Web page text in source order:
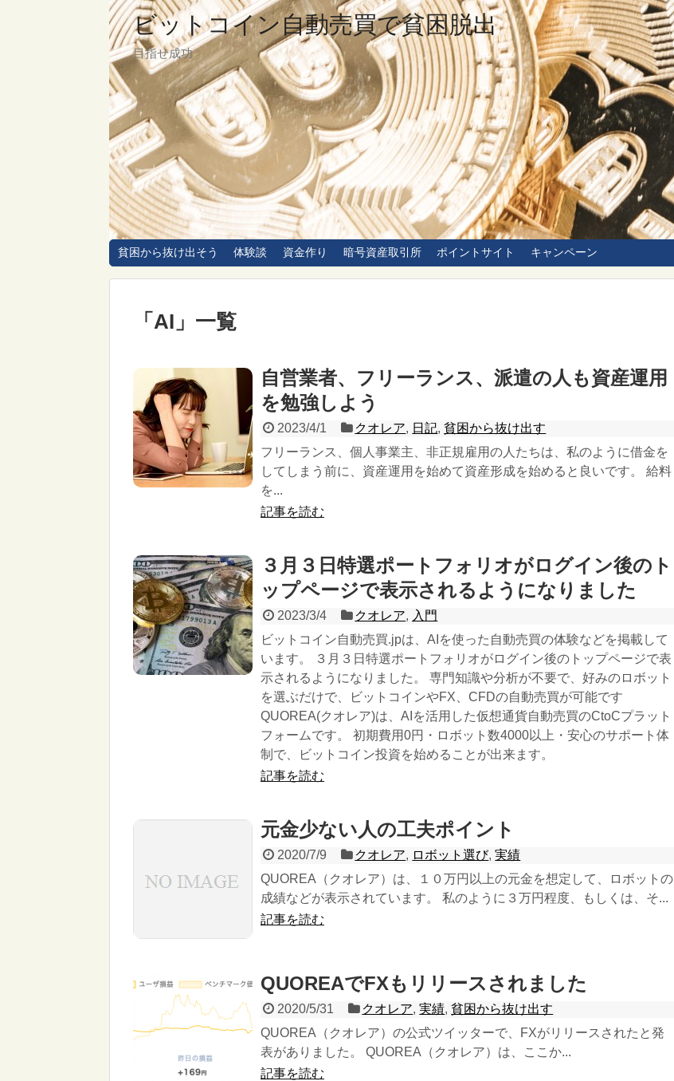
ビットコイン自動売買で貧困脱出
目指せ成功
貧困から抜け出そう 体験談 資金作り 暗号資産取引所 ポイントサイト キャンペーン
「 AI 」 一覧
自営業者、フリーランス、派遣の人も資産運用
を勉強しよう
2023/4/1 クオレア, 日記,貧困から抜け出す
フリーランス、個人事業主、非正規雇用の人たちは、私のように借金を
してしまう前に、資産運用を始めて資産形成を始めると良いです。 給料
を...
記事を読む
３月３日特選ポートフォリオがログイン後のト
ップページで表示されるようになりました
2023/3/4 クオレア, 入門
ビットコイン自動売買.jpは、AIを使った自動売買の体験などを掲載して
います。 ３月３日特選ポートフォリオがログイン後のトップページで表
示されるようになりました。 専門知識や分析が不要で、好みのロボット
を選ぶだけで、ビットコインやFX、CFDの自動売買が可能です
QUOREA(クオレア)は、AIを活用した仮想通貨自動売買のCtoCプラット
フォームです。 初期費用0円・ロボット数4000以上・安心のサポート体
制で、ビットコイン投資を始めることが出来ます。
記事を読む
元金少ない人の工夫ポイント
2020/7/9 クオレア, ロボット選び,実績
QUOREA（クオレア）は、１０万円以上の元金を想定して、ロボットの
成績などが表示されています。 私のように３万円程度、もしくは、そ...
記事を読む
QUOREAでFXもリリースされました
2020/5/31 クオレア,実績,貧困から抜け出す
QUOREA（クオレア）の公式ツイッターで、FXがリリースされたと発
表がありました。 QUOREA（クオレア）は、ここか...
記事を読む